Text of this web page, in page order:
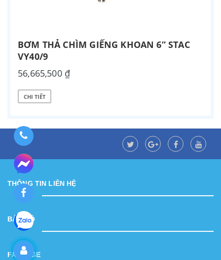
BƠM THẢ CHÌM GIẾNG KHOAN 6” STAC
VY40/9
56,665,500 ₫
CHI TIẾT
THÔNG TIN LIÊN HỆ
BẢN ĐỒ
FANPAGE